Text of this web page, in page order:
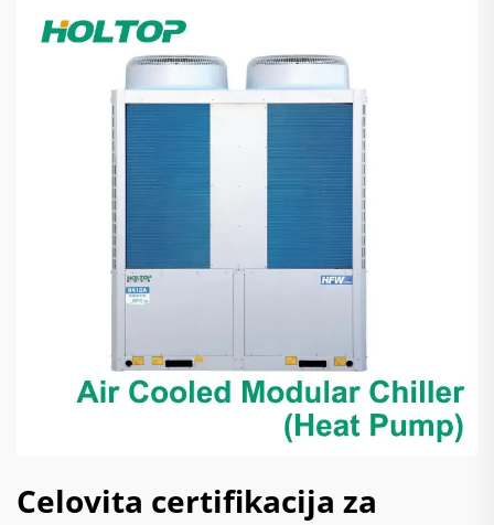
Celovita certifikacija za